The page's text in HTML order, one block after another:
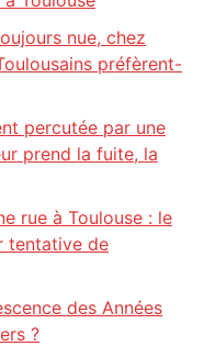
nue, chez
préfèrent-
percutée par une
prend la fuite, la
rue à Toulouse : le
tentative de
des Années
?